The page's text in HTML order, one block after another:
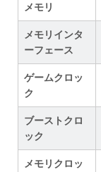
メモリ
メモリインタ
ーフェース
ゲームクロッ
ク
ブーストクロ
ック
メモリクロッ